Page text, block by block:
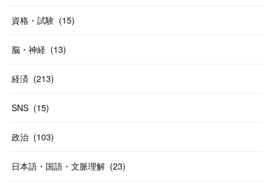
資格・試験 (15)
脳・神経 (13)
経済 (213)
SNS (15)
政治 (103)
日本語・国語・文脈理解 (23)